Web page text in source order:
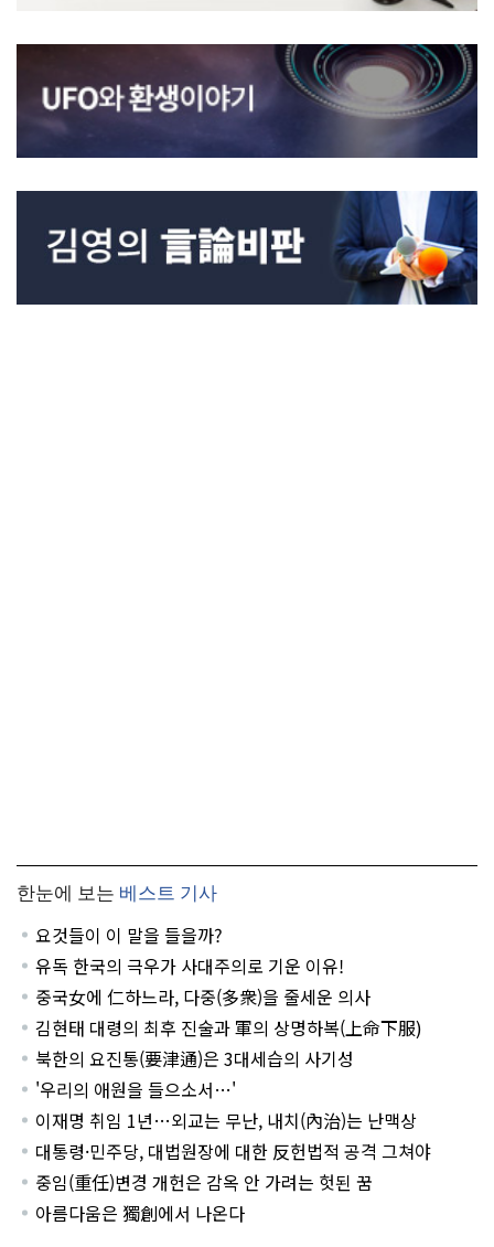
한눈에 보는 베스트 기사
요것들이 이 말을 들을까?
유독 한국의 극우가 사대주의로 기운 이유!
중국女에 仁하느라, 다중(多衆)을 줄세운 의사
김현태 대령의 최후 진술과 軍의 상명하복(上命下服)
북한의 요진통(要津通)은 3대세습의 사기성
'우리의 애원을 들으소서…'
이재명 취임 1년…외교는 무난, 내치(內治)는 난맥상
대통령·민주당, 대법원장에 대한 反헌법적 공격 그쳐야
중임(重任)변경 개헌은 감옥 안 가려는 헛된 꿈
아름다움은 獨創에서 나온다